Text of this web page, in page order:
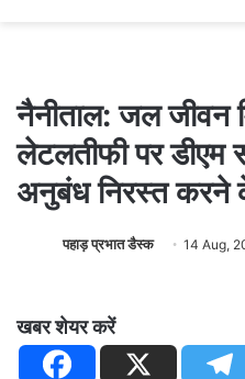
नैनीताल: जल जीवन
लेटलतीफी पर डीएम
अनुबंध निरस्त करने
पहाड़ प्रभात डैस्क 14 Aug,
खबर शेयर करें